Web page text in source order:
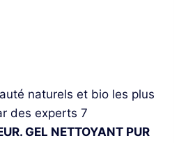
GEL NETTOYANT PUR